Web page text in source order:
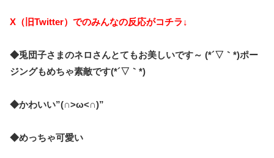
X（旧Twitter）でのみんなの反応がコチラ↓
◆兎団子さまのネロさんとてもお美しいです～ (*´▽｀*)ポー
ジングもめちゃ素敵です(*´▽｀*)
◆かわいい”(∩>ω<∩)”
◆めっちゃ可愛い